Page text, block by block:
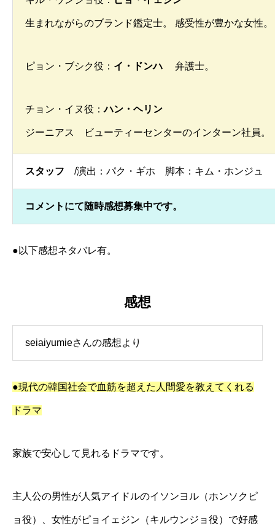
生まれながらのブランド鑑定士。 感受性が豊かな女性。
ピョン・ブシク役： イ・ドンハ 弁護士。
チョン・イヌ役：ハン・ヘリン
ジーニアス ビューティーセンターのインターン社員。
スタッフ /演出：パク・ギホ 脚本：キム・ホンジュ
コメントにて随時感想募集中です。
●以下感想ネタバレ有。
感想
seiaiyumieさんの感想より
●現代の韓国社会で血筋を超えた人間愛を教えてくれる
ドラマ
家族で安心して見れるドラマです。
主人公の男性が人気アイドルのイソンヨル（ホンソクピ
ョ役）、女性がピョイェジン（キルウンジョ役）で好感